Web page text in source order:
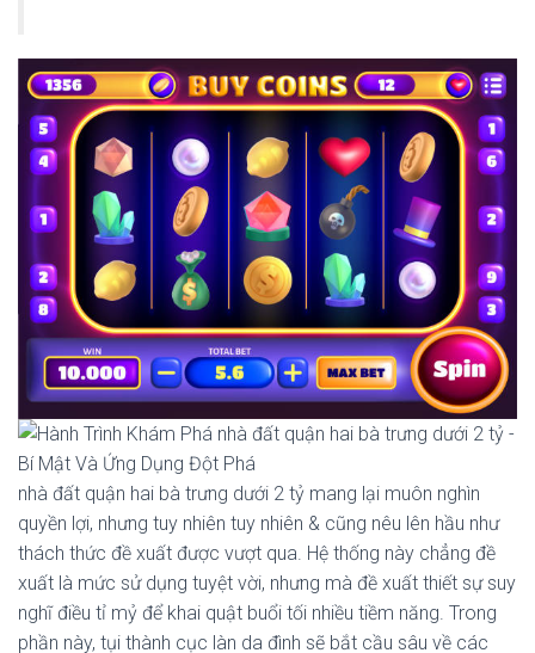
nhà đất quận hai bà trưng dưới 2 tỷ mang lại muôn nghìn
quyền lợi, nhưng tuy nhiên tuy nhiên & cũng nêu lên hầu như
thách thức đề xuất được vượt qua. Hệ thống này chẳng đề
xuất là mức sử dụng tuyệt vời, nhưng mà đề xuất thiết sự suy
nghĩ điều tỉ mỷ để khai quật buổi tối nhiều tiềm năng. Trong
phần này, tụi thành cục làn da đình sẽ bắt cầu sâu về các